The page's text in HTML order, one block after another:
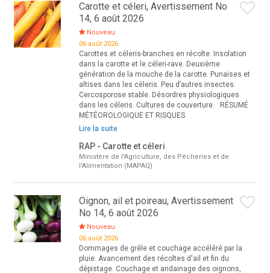
Carotte et céleri, Avertissement No
14, 6 août 2026
Nouveau
06 août 2026
Carottes et céleris-branches en récolte. Insolation
dans la carotte et le céleri-rave. Deuxième
génération de la mouche de la carotte. Punaises et
altises dans les céleris. Peu d’autres insectes.
Cercosporose stable. Désordres physiologiques
dans les céleris. Cultures de couverture. RÉSUMÉ
MÉTÉOROLOGIQUE ET RISQUES
Lire la suite
RAP - Carotte et céleri
Ministère de l'Agriculture, des Pêcheries et de
l'Alimentation (MAPAQ)
Oignon, ail et poireau, Avertissement
No 14, 6 août 2026
Nouveau
06 août 2026
Dommages de grêle et couchage accéléré par la
pluie. Avancement des récoltes d'ail et fin du
dépistage. Couchage et andainage des oignons,